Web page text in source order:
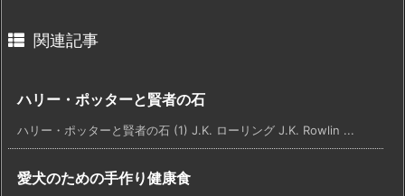
関連記事
ハリー・ポッターと賢者の石
ハリー・ポッターと賢者の石 (1) J.K. ローリング J.K. Rowlin ...
愛犬のための手作り健康食